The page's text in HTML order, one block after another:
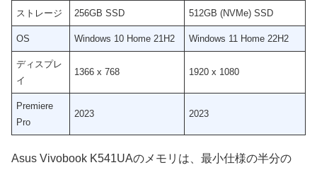
ストレージ 256GB SSD 512GB (NVMe) SSD
OS Windows 10 Home 21H2 Windows 11 Home 22H2
ディスプレ
イ
1366 x 768 1920 x 1080
Premiere
Pro
2023 2023
Asus Vivobook K541UAのメモリは、最小仕様の半分の